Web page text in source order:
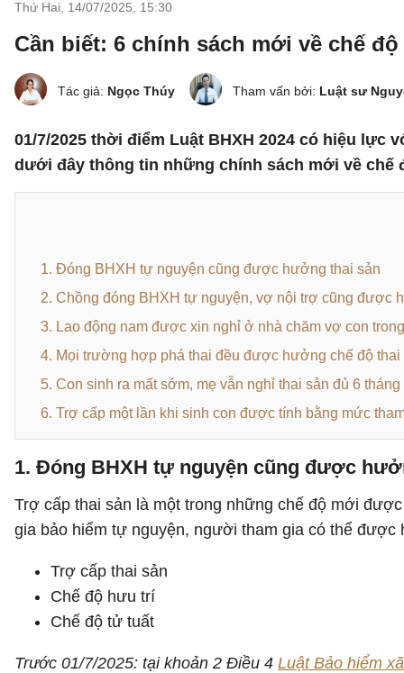
Thứ Hai, 14/07/2025 15:30
Cần biết: 6 chính sách mới về chế độ
Tác giả: Ngọc Thúy Tham vấn bởi: Luật sư
01/7/2025 thời điểm Luật BHXH 2024 có hiệu
dưới đây thông tin những chính sách mới về chế
1. Đóng BHXH tự nguyện cũng được hưởng thai sản
2. Chồng đóng BHXH tự nguyện, vợ nội trợ cũng được
3. Lao động nam được xin nghỉ ở nhà chăm vợ con
4. Mọi trường hợp phá thai đều được hưởng chế độ thai
5. Con sinh ra mất sớm, mẹ vẫn nghỉ thai sản đủ 6 tháng
6. Trợ cấp một lần khi sinh con được tính bằng mức
1. Đóng BHXH tự nguyện cũng được
Trợ cấp thai sản là một trong những chế độ mới
gia bảo hiểm tự nguyện, người tham gia có thể được
Trợ cấp thai sản
Chế độ hưu trí
Chế độ tử tuất
Trước 01/7/2025: tại khoản 2 Điều 4 Luật Bảo hiểm